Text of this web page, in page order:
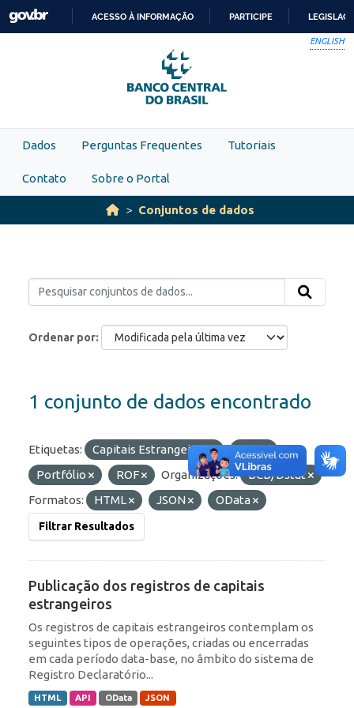
Skip to main content
PARA
O
CONTEÚDO
ACESSO À INFORMAÇÃO PARTICIPE
ENGLISH
Dados Perguntas Frequentes Tutoriais
Contato Sobre o Portal
Conjuntos de dados
Ordenar por
1 conjunto de dados encontrado
Etiquetas: Capitais Estrangeiros
RDE
Portfólio
ROF Organizações:
BCB/Dstat
Formatos:
HTML JSON OData
Filtrar Resultados
Publicação dos registros de capitais
estrangeiros
Os registros de capitais estrangeiros contemplam os
seguintes tipos de operações, criadas ou encerradas
em cada período data-base, no âmbito do sistema de
Registro Declaratório...
HTML API OData JSON